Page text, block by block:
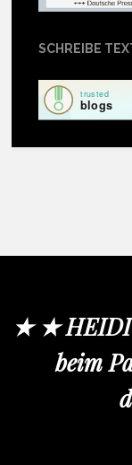
SCHREIBE
★ ★
beim